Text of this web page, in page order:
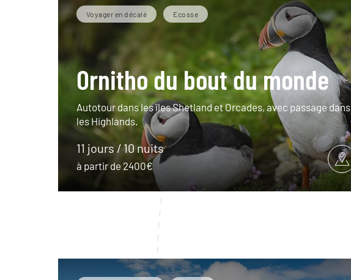
Voyager en décalé Ecosse
Ornitho du bout du monde
Autotour dans les îles Shetland et Orcades, avec passage dans
les Highlands.
11 jours / 10 nuits
à partir de 2400€